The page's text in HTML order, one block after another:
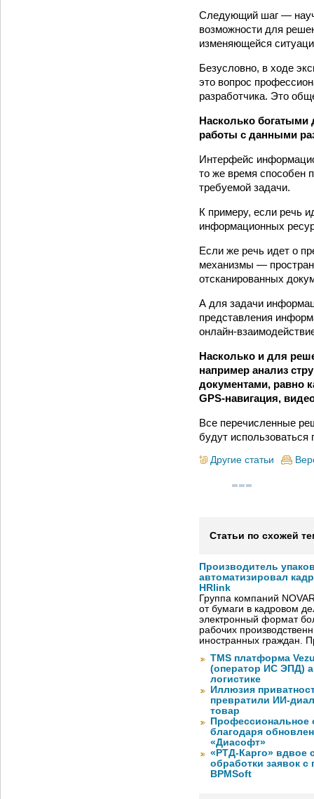
Следующий шаг —
возможности для
изменяющейся
Безусловно, в ходе
это вопрос
разработчика. Это
Насколько богатыми
работы с данными
Интерфейс
то же время способен
требуемой задачи.
К примеру, если речь
информационных
Если же речь идет о
механизмы —
отсканированных
А для задачи
представления
онлайн-
Насколько и для
например анализ
документами, равно
GPS-навигация,
Все перечисленные
будут
Другие статьи
Статьи по схожей
Производитель
автоматизировал
HRlink
Группа компаний
от бумаги в кадровом
электронный формат
рабочих
иностранных граждан.
TMS платформа
(оператор ИС ЭПД)
логистике
Иллюзия
превратили ИИ-
товар
Профессиональное
благодаря
«Диасофт»
«РТД-Карго» вдвое
обработки заявок
BPMSoft